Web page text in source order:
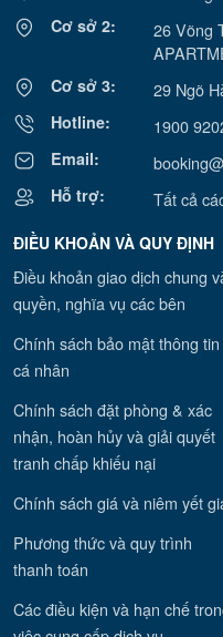
Cơ sở 2:
26 Võng
Cơ sở 3: 29 Ngõ
Hotline: 1900
Email:
Hỗ trợ: Tất cả
ĐIỀU KHOẢN VÀ QUY ĐỊNH
Điều khoản giao dịch chung
quyền, nghĩa vụ các bên
Chính sách bảo mật thông tin
cá nhân
Chính sách đặt phòng & xác
nhận, hoàn hủy và giải quyết
tranh chấp khiếu nại
Chính sách giá và niêm yết
Phương thức và quy trình
thanh toán
Các điều kiện và hạn chế